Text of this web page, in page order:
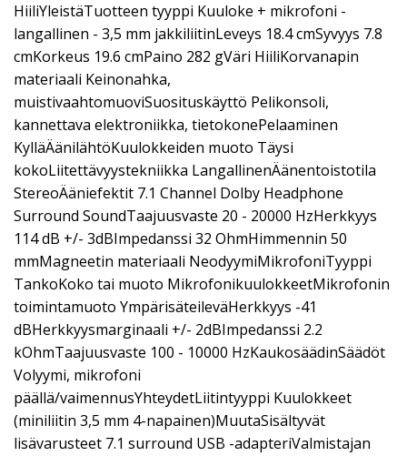
HiiliYleistäTuotteen tyyppi Kuuloke + mikrofoni -
langallinen - 3,5 mm jakkiliitinLeveys 18.4 cmSyvyys 7.8
cmKorkeus 19.6 cmPaino 282 gVäri HiiliKorvanapin
materiaali Keinonahka,
muistivaahtomuoviSuosituskäyttö Pelikonsoli,
kannettava elektroniikka, tietokonePelaaminen
KylläÄänilähtöKuulokkeiden muoto Täysi
kokoLiitettävyystekniikka LangallinenÄänentoistotila
StereoÄäniefektit 7.1 Channel Dolby Headphone
Surround SoundTaajuusvaste 20 - 20000 HzHerkkyys
114 dB +/- 3dBImpedanssi 32 OhmHimmennin 50
mmMagneetin materiaali NeodyymiMikrofoniTyyppi
TankoKoko tai muoto MikrofonikuulokkeetMikrofonin
toimintamuoto YmpärisäteileväHerkkyys -41
dBHerkkyysmarginaali +/- 2dBImpedanssi 2.2
kOhmTaajuusvaste 100 - 10000 HzKaukosäädinSäädöt
Volyymi, mikrofoni
päällä/vaimennusYhteydetLiitintyyppi Kuulokkeet
(miniliitin 3,5 mm 4-napainen)MuutaSisältyvät
lisävarusteet 7.1 surround USB -adapteriValmistajan